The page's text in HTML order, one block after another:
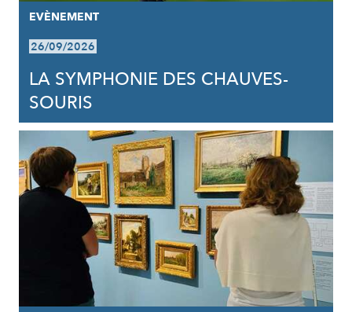
EVÈNEMENT
26/09/2026
LA SYMPHONIE DES CHAUVES-
SOURIS